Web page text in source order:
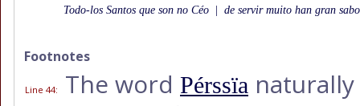
Todo-los Santos que son no Céo de servir muito han gran
Footnotes
Line 44: The word Pérssïa